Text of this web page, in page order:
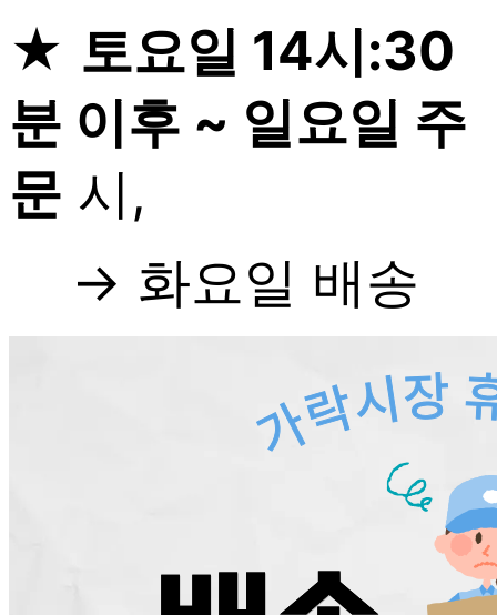
★ 토요일 14시:30
분 이후 ~ 일요일 주
문 시,
→ 화요일 배송